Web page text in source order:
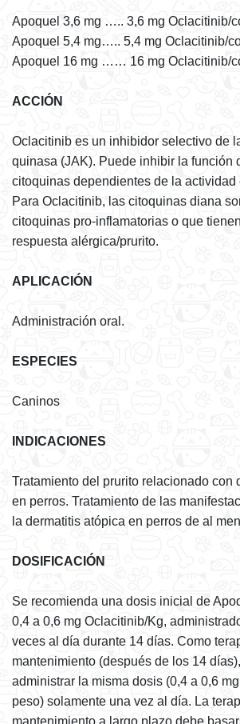
Apoquel 3,6 mg ….. 3,6 mg Oclacitinib/
Apoquel 5,4 mg….. 5,4 mg Oclacitinib/
Apoquel 16 mg …… 16 mg Oclacitinib/
ACCIÓN
Oclacitinib es un inhibidor selectivo de
quinasa (JAK). Puede inhibir la función
citoquinas dependientes de la actividad
Para Oclacitinib, las citoquinas diana
citoquinas pro-inflamatorias o que
respuesta alérgica/prurito.
APLICACIÓN
Administración oral.
ESPECIES
Caninos
INDICACIONES
Tratamiento del prurito relacionado con
en perros. Tratamiento de las
la dermatitis atópica en perros de al
DOSIFICACIÓN
Se recomienda una dosis inicial de
0,4 a 0,6 mg Oclacitinib/Kg,
veces al día durante 14 días. Como
mantenimiento (después de los 14
administrar la misma dosis (0,4 a 0,6
peso) solamente una vez al día. La
mantenimiento a largo plazo debe